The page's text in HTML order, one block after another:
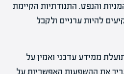
והנפט. התנודתיות הקיימת
להיות ערניים ולקבל
ממידע עדכני ואמין על